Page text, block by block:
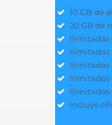
10 GB de
20 GB de
Ilimitadas
Ilimitadas
Ilimitadas
Ilimitados
Ilimitados
Incluye